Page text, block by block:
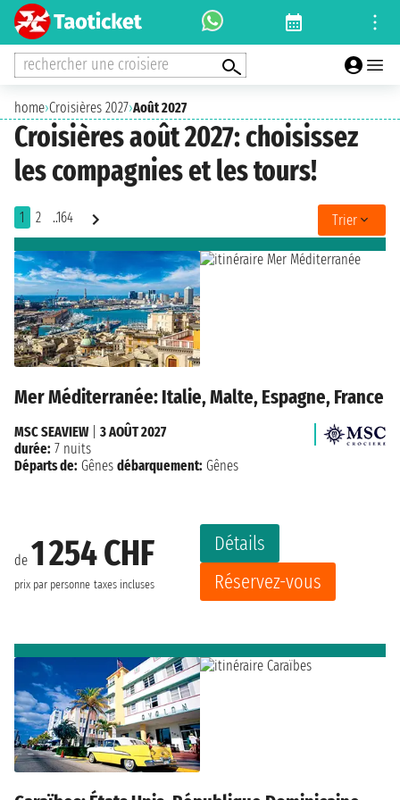
rechercher une croisiere
home›Croisières 2027›Août 2027
Croisières août 2027: choisissez
les compagnies et les tours!
1 2 ..164 Trier
Mer Méditerranée: Italie, Malte, Espagne, France
de 1 254 CHF
prix par personne taxes incluses
Détails
Réservez-vous
MSC SEAVIEW| 3 AOÛT 2027
durée: 7 nuits
Départs de: Gênes débarquement: Gênes